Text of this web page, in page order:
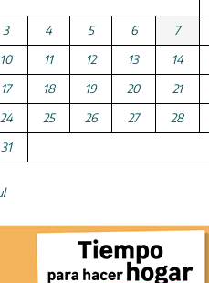
3
4 5 6 7
10
11 12 13 14
17
18 19 20 21
24
25 26 27 28
31